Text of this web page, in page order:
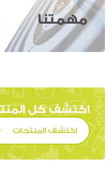
مهمتنا
اكتشف كل
اكتشف المنتجات